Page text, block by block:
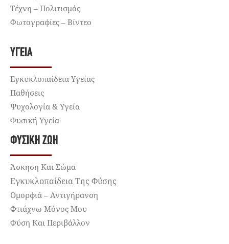
Τέχνη – Πολιτισμός
Φωτογραφίες – Βίντεο
ΥΓΕΊΑ
Εγκυκλοπαίδεια Υγείας
Παθήσεις
Ψυχολογία & Υγεία
Φυσική Υγεία
ΦΥΣΙΚΉ ΖΩΉ
Άσκηση Και Σώμα
Εγκυκλοπαίδεια Της Φύσης
Ομορφιά – Αντιγήρανση
Φτιάχνω Μόνος Μου
Φύση Και Περιβάλλον